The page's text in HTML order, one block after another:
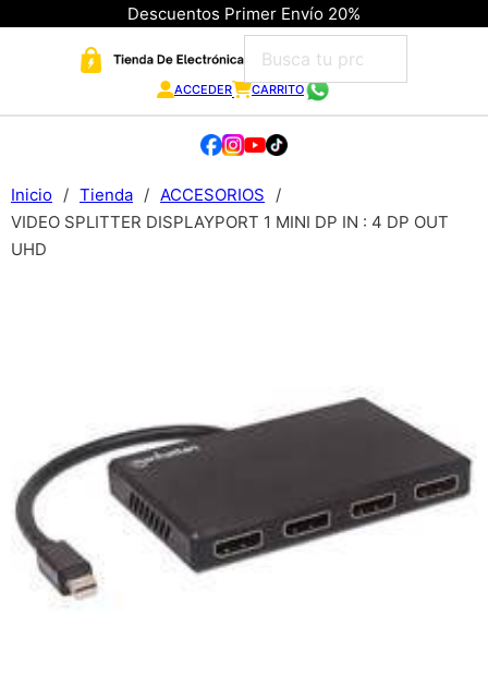
Descuentos Primer Envío 20%
ACCEDER CARRITO
Inicio / Tienda / ACCESORIOS
/
VIDEO SPLITTER DISPLAYPORT 1 MINI DP IN : 4 DP OUT
UHD